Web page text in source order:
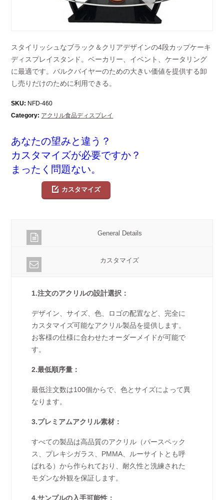
スタイリッシュなブラック＆クリアデザインの4段カップケーキ
ディスプレイスタンド。ベーカリー、イベント、ケータリング
に最適です。バルクバイヤーのための大きい価値を提供する卸
し売りだけのために利用できる。
SKU: NFD-460
Category: アクリル食品ディスプレイ
あなたの望みと違う？
カスタマイズが必要ですか？
まったく問題ない。
カスタマイズ
General Details
カスタマイズ
1.注文のアクリルの設計選択：
デザイン、サイズ、色、ロゴの配置など、完全に
カスタマイズ可能なアクリル製品を提供します。
お客様の仕様に合わせたオーダーメイドが可能で
す。
2.最低順序量：
最低注文数は100個からで、色とサイズによって異
なります。
3.プレミアムアクリル素材：
すべての製品は高品質のアクリル（パースペック
ス、プレキシガラス、PMMA、ルーサイトとも呼
ばれる）から作られており、耐久性と洗練された
モダンな外観を保証します。
4.サンプルの入手可能性：